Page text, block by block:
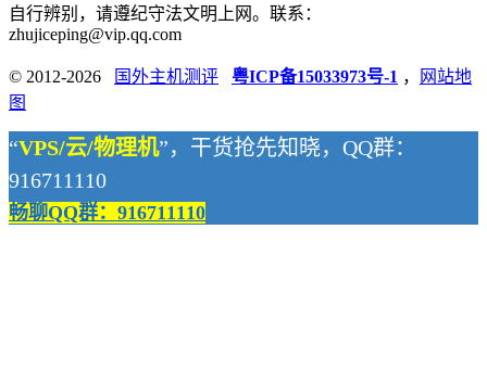
自行辨别，请遵纪守法文明上网。联系：
zhujiceping@vip.qq.com
© 2012-2026 国外主机测评 粤ICP备15033973号-1 ，
网站地
图
“VPS/云/物理机”，干货抢先知晓，QQ群：
916711110
畅聊QQ群：916711110